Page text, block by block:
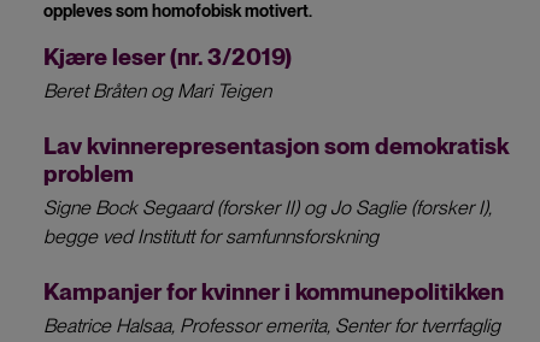
oppleves som homofobisk motivert.
Kjære leser (nr. 3/2019)
Beret Bråten og Mari Teigen
Lav kvinnerepresentasjon som demokratisk
problem
Signe Bock Segaard (forsker II) og Jo Saglie (forsker I),
begge ved Institutt for samfunnsforskning
Kampanjer for kvinner i kommunepolitikken
Beatrice Halsaa, Professor emerita, Senter for tverrfaglig